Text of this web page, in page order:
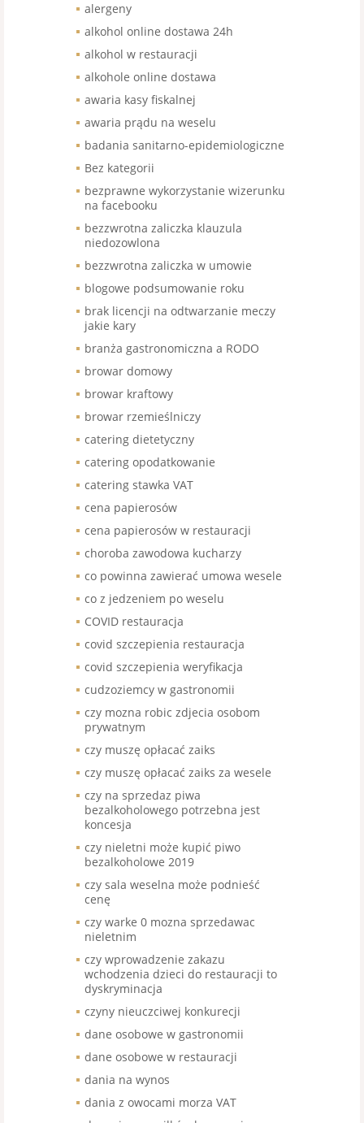
alergeny
alkohol online dostawa 24h
alkohol w restauracji
alkohole online dostawa
awaria kasy fiskalnej
awaria prądu na weselu
badania sanitarno-epidemiologiczne
Bez kategorii
bezprawne wykorzystanie wizerunku
na facebooku
bezzwrotna zaliczka klauzula
niedozowlona
bezzwrotna zaliczka w umowie
blogowe podsumowanie roku
brak licencji na odtwarzanie meczy
jakie kary
branża gastronomiczna a RODO
browar domowy
browar kraftowy
browar rzemieślniczy
catering dietetyczny
catering opodatkowanie
catering stawka VAT
cena papierosów
cena papierosów w restauracji
choroba zawodowa kucharzy
co powinna zawierać umowa wesele
co z jedzeniem po weselu
COVID restauracja
covid szczepienia restauracja
covid szczepienia weryfikacja
cudzoziemcy w gastronomii
czy mozna robic zdjecia osobom
prywatnym
czy muszę opłacać zaiks
czy muszę opłacać zaiks za wesele
czy na sprzedaz piwa
bezalkoholowego potrzebna jest
koncesja
czy nieletni może kupić piwo
bezalkoholowe 2019
czy sala weselna może podnieść
cenę
czy warke 0 mozna sprzedawac
nieletnim
czy wprowadzenie zakazu
wchodzenia dzieci do restauracji to
dyskryminacja
czyny nieuczciwej konkurecji
dane osobowe w gastronomii
dane osobowe w restauracji
dania na wynos
dania z owocami morza VAT